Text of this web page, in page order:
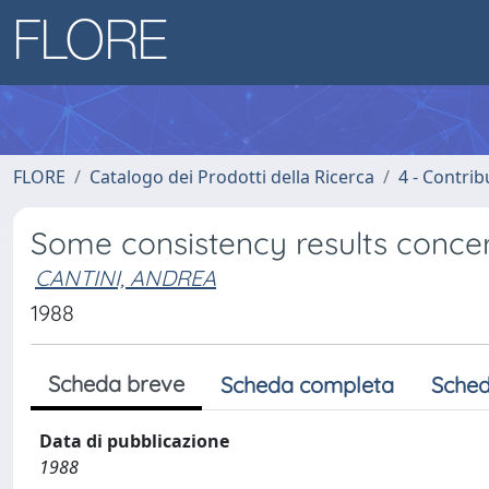
FLORE Catalogo dei Prodotti della Ricerca 4 -
Some consistency results
CANTINI, ANDREA
1988
Scheda breve Scheda completa
Data di pubblicazione
1988